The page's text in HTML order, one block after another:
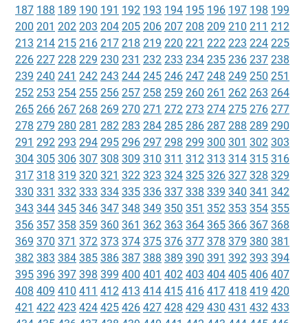
187 188 189 190 191 192 193 194 195 196 197 198 199
200 201 202 203 204 205 206 207 208 209 210 211 212
213 214 215 216 217 218 219 220 221 222 223 224 225
226 227 228 229 230 231 232 233 234 235 236 237 238
239 240 241 242 243 244 245 246 247 248 249 250 251
252 253 254 255 256 257 258 259 260 261 262 263 264
265 266 267 268 269 270 271 272 273 274 275 276 277
278 279 280 281 282 283 284 285 286 287 288 289 290
291 292 293 294 295 296 297 298 299 300 301 302 303
304 305 306 307 308 309 310 311 312 313 314 315 316
317 318 319 320 321 322 323 324 325 326 327 328 329
330 331 332 333 334 335 336 337 338 339 340 341 342
343 344 345 346 347 348 349 350 351 352 353 354 355
356 357 358 359 360 361 362 363 364 365 366 367 368
369 370 371 372 373 374 375 376 377 378 379 380 381
382 383 384 385 386 387 388 389 390 391 392 393 394
395 396 397 398 399 400 401 402 403 404 405 406 407
408 409 410 411 412 413 414 415 416 417 418 419 420
421 422 423 424 425 426 427 428 429 430 431 432 433